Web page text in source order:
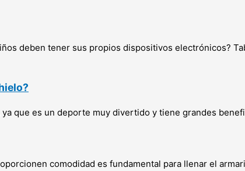
deben tener sus propios dispositivos electrónicos?
que es un deporte muy divertido y tiene grandes
comodidad es fundamental para llenar el